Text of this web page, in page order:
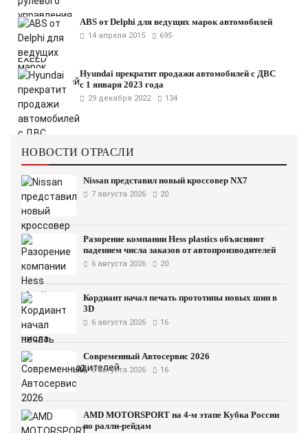
ABS от Delphi для ведущих марок автомобилей
14 апреля 2015 695
Hyundai прекратит продажи автомобилей с ДВС
с 1 января 2023 года
29 декабря 2022 134
НОВОСТИ ОТРАСЛИ
Nissan представил новый кроссовер NX7
7 августа 2026 20
Разорение компании Hess plastics объясняют
падением числа заказов от автопроизводителей
6 августа 2026 20
Кордиант начал печать прототипы новых шин в
3D
6 августа 2026 16
Современный Автосервис 2026
6 августа 2026 16
AMD MOTORSPORT на 4-м этапе Кубка России
по ралли-рейдам